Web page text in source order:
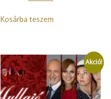
Kosárba teszem
Akció!